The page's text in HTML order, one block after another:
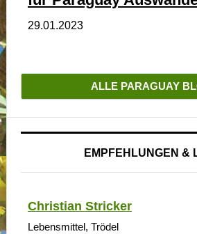
29.01.2023
ALLE PARAGUAY
EMPFEHLUNGEN &
Christian Stricker
Lebensmittel, Trödel